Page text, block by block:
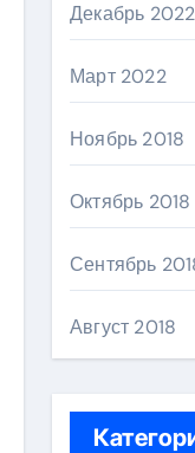
Декабрь 2022
Март 2022
Ноябрь 2018
Октябрь 2018
Сентябрь
Август 2018